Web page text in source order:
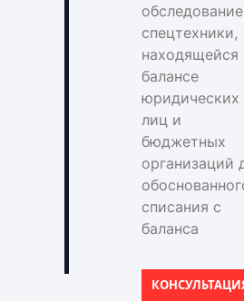
обследование
спецтехники,
находящейся
балансе
юридических
лиц и
бюджетных
организаций
списания с
баланса